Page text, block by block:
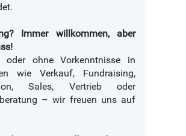
Immer willkommen, aber
ohne Vorkenntnisse in
wie Verkauf, Fundraising,
Sales, Vertrieb oder
– wir freuen uns auf